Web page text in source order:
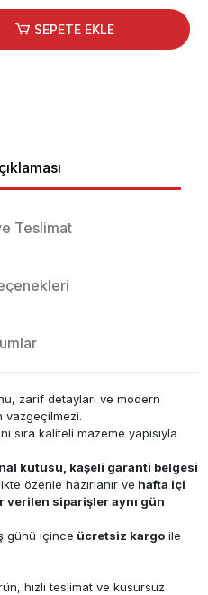
SEPETE EKLE
Teslimat
zarif detayları ve modern
vazgeçilmezi.
sıra kaliteli mazeme yapısıyla
kutusu, kaşeli garanti belgesi
özenle hazırlanır ve hafta içi
verilen siparişler aynı gün
günü içince ücretsiz kargo ile
hızlı teslimat ve kusursuz